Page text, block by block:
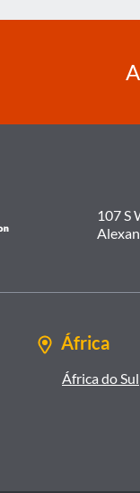
107 S
África
África do Sul